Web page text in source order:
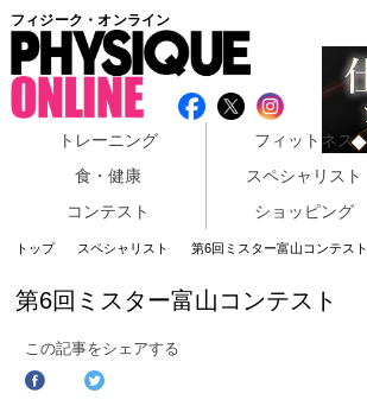
フィジーク・オンライン
トレーニング
フィットネス
食・健康
スペシャリスト
コンテスト
ショッピング
トップ スペシャリスト 第6回ミスター富山コンテスト
第6回ミスター富山コンテスト
この記事をシェアする